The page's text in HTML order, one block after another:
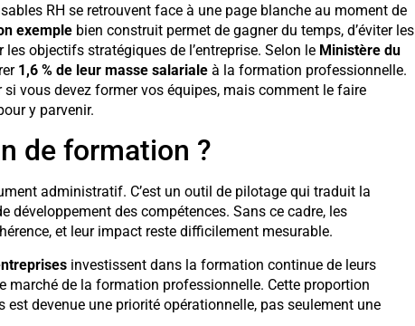
RH se retrouvent face à une page blanche au moment de
exemplebien construit permet de gagner du temps, d’éviter les
objectifs stratégiques de l’entreprise. Selon le Ministère du
1,6 % de leur masse salarialeà la formation professionnelle.
vous devez former vos équipes, mais comment le faire
y parvenir.
de formation ?
administratif. C’est un outil de pilotage qui traduit la
développement des compétences. Sans ce cadre, les
et leur impact reste difficilement mesurable.
investissent dans la formation continue de leurs
marché de la formation professionnelle. Cette proportion
devenue une priorité opérationnelle, pas seulement une